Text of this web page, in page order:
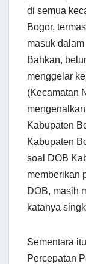
di semua
Bogor,
masuk
Bahkan,
menggelar
(Kecamatan
Kabupaten
Kabupaten
soal DOB
memberikan
DOB, masih
katanya
Sementara
Percepatan